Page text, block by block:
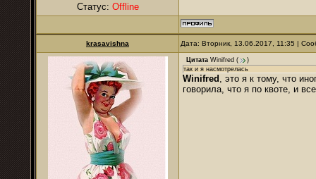
Статус: Offline
krasavishna Дата: Вторник, 13.06.2017, 11:35 |
Цитата Winifred (
)
так и я насмотрелась
Winifred , это я к тому, что
говорила, что я по квоте, и